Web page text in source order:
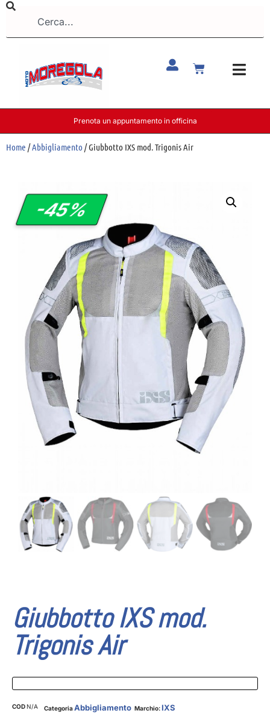
Prenota un appuntamento in officina
Home /Abbigliamento / Giubbotto IXS mod. Trigonis Air
-45%
Giubbotto IXS mod.
Trigonis Air
COD N/A CategoriaAbbigliamento Marchio:IXS